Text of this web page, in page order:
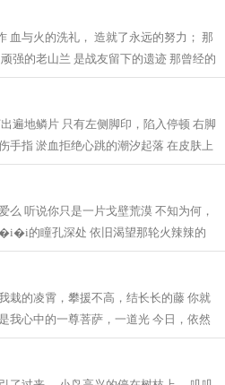
与火的洗礼， 造就了永远的努力； 那
强的老山兰 是战友留下的遗迹 那曾经的
遍地鳞片 只有左侧脚印，陷入停顿 右脚
手指 淤血拒绝心跳的潮汐起落 在皮肤上
么 听说你只是一片戈壁荒漠 不知为何，
的瞳孔深处 依旧渴望那轮火辣辣的
...
栽的凌霄，攀援不高，结长长的藤 你就
我心中的一尊菩萨，一道光 今日，依然
...